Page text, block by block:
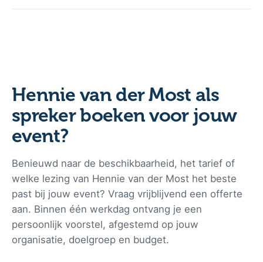
Hennie van der Most als
spreker boeken voor jouw
event?
Benieuwd naar de beschikbaarheid, het tarief of
welke lezing van Hennie van der Most het beste
past bij jouw event? Vraag vrijblijvend een offerte
aan. Binnen één werkdag ontvang je een
persoonlijk voorstel, afgestemd op jouw
organisatie, doelgroep en budget.